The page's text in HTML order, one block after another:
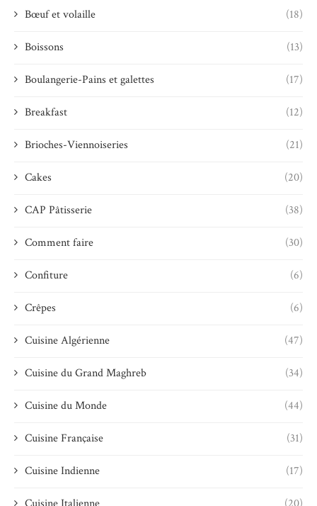
Bœuf et volaille (18)
Boissons (13)
Boulangerie-Pains et galettes (17)
Breakfast (12)
Brioches-Viennoiseries (21)
Cakes (20)
CAP Pâtisserie (38)
Comment faire (30)
Confiture (6)
Crêpes (6)
Cuisine Algérienne (47)
Cuisine du Grand Maghreb (34)
Cuisine du Monde (44)
Cuisine Française (31)
Cuisine Indienne (17)